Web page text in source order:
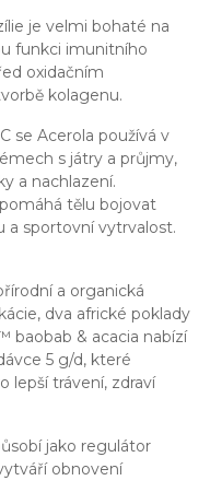
je velmi bohaté na
funkci imunitního
oxidačním
kolagenu.
se Acerola používá v
s játry a průjmy,
a nachlazení.
tělu bojovat
a sportovní vytrvalost.
a organická
dva africké poklady
baobab & acacia nabízí
5 g/d, které
lepší trávení, zdraví
jako regulátor
obnovení